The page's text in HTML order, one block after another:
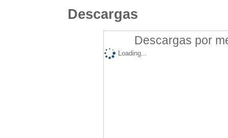
Descargas
Descargas por
Loading...